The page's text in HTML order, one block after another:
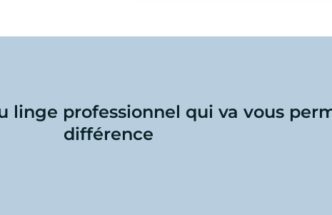
linge professionnel qui va vous
différence